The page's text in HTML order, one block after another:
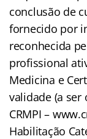
conclusão de
fornecido por
reconhecida
profissional
Medicina e
validade (a
CRMPI –
Habilitação